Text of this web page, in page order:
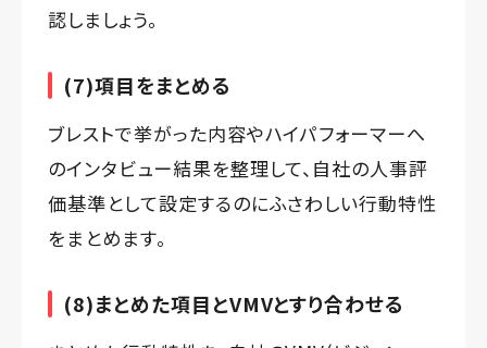
認しましょう。
(7)項目をまとめる
ブレストで挙がった内容やハイパフォーマーへ
のインタビュー結果を整理して、自社の人事評
価基準として設定するのにふさわしい行動特性
をまとめます。
(8)まとめた項目とVMVとすり合わせる